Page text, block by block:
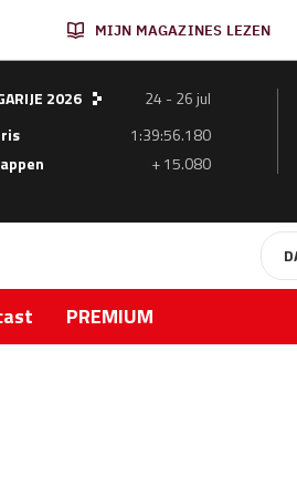
MIJN MAGAZINES LEZEN
2026
24 - 26 jul
1:39:56.180
+ 15.080
PREMIUM